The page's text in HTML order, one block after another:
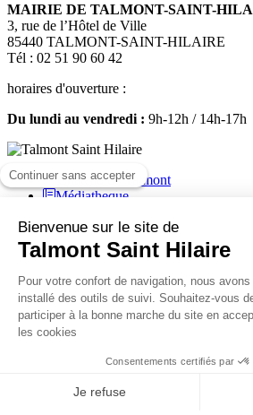
MAIRIE DE TALMONT-SAINT-
3, rue de l’Hôtel de Ville
85440 TALMONT-SAINT-HILAIRE
Tél : 02 51 90 60 42
horaires d'ouverture :
Du lundi au vendredi : 9h-12h / 14h-17h
Médiatheque
Mairie de Talmont Saint Hilaire - Tous
Plan de site-Mentions légales